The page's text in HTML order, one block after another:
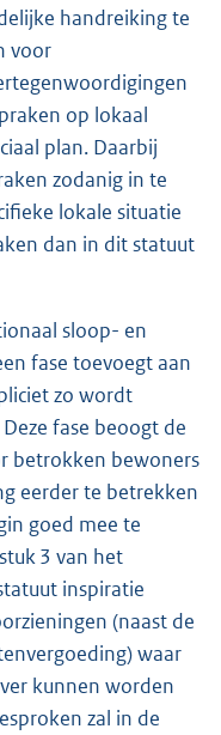
handreiking te
voor
op lokaal
plan. Daarbij
zodanig in te
lokale situatie
dan in dit statuut
sloop- en
fase toevoegt aan
zo wordt
fase beoogt de
betrokken bewoners
eerder te betrekken
goed mee te
3 van het
inspiratie
(naast de
waar
kunnen worden
zal in de